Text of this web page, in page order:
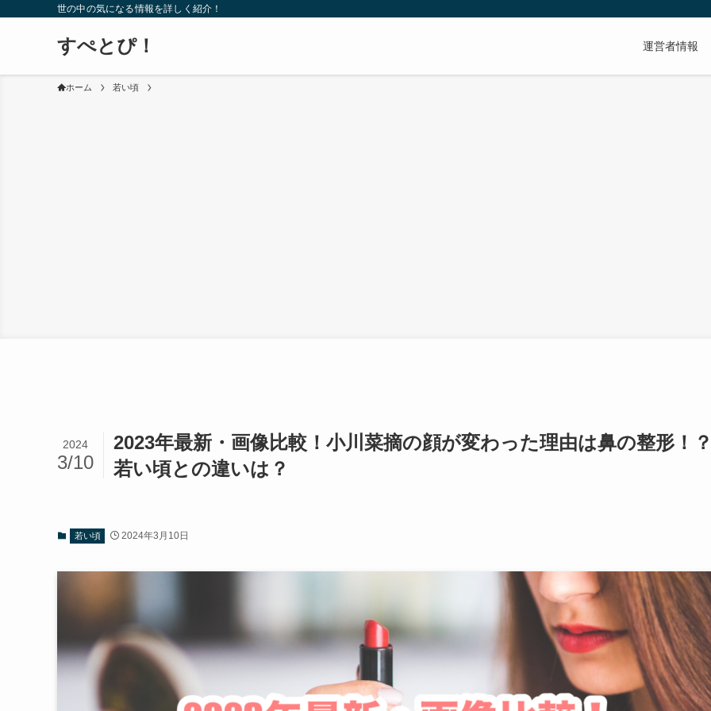
世の中の気になる情報を詳しく紹介！
すぺとぴ！ 運営者情報
ホーム 若い頃
2023年最新・画像比較！小川菜摘の顔が変わった理由は鼻の整形！
若い頃との違いは？
2024
3/10
若い頃 2024年3月10日